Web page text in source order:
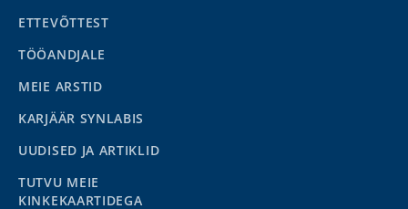
ETTEVÕTTEST
TÖÖANDJALE
MEIE ARSTID
KARJÄÄR SYNLABIS
UUDISED JA ARTIKLID
TUTVU MEIE
KINKEKAARTIDEGA